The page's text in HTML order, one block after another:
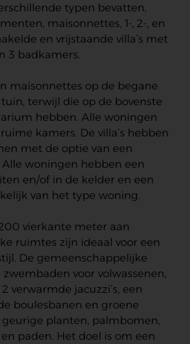
typen bevatten,
maisonnettes, 1-, 2-, en
en vrijstaande villa’s met
3 badkamers.
maisonnettes op de begane
terwijl die op de bovenste
hebben. Alle woningen
kamers. De villa’s hebben
met de optie van een
woningen hebben een
en/of in de kelder en een
van het type woning.
vierkante meter aan
ruimtes zijn ideaal voor een
De gemeenschappelijke
voor volwassenen,
verwarmde jacuzzi’s, een
boulesbanen en groene
planten, palmbomen,
paden. Het doel is om een